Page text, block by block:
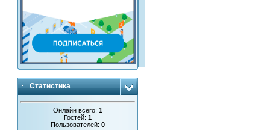
Статистика
Онлайн всего:1
Гостей:1
Пользователей:0